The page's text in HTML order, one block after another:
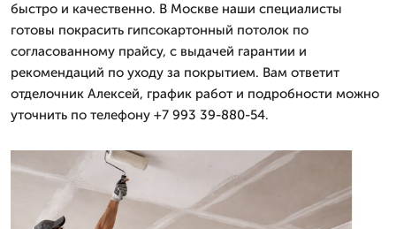
быстро и качественно. В Москве наши специалисты
готовы покрасить гипсокартонный потолок по
согласованному прайсу, с выдачей гарантии и
рекомендаций по уходу за покрытием. Вам ответит
отделочник Алексей, график работ и подробности можно
уточнить по телефону +7 993 39-880-54.